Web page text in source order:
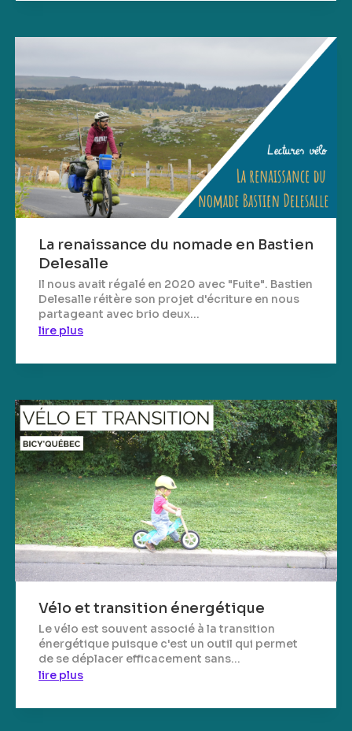
La renaissance du nomade en Bastien
Delesalle
Il nous avait régalé en 2020 avec "Fuite". Bastien
Delesalle réitère son projet d'écriture en nous
partageant avec brio deux...
lire plus
Vélo et transition énergétique
Le vélo est souvent associé à la transition
énergétique puisque c'est un outil qui permet
de se déplacer efficacement sans...
lire plus